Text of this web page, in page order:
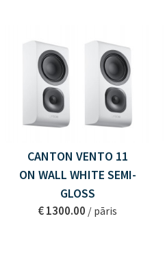
CANTON VENTO 11
ON WALL WHITE SEMI-
GLOSS
€ 1300.00 / pāris